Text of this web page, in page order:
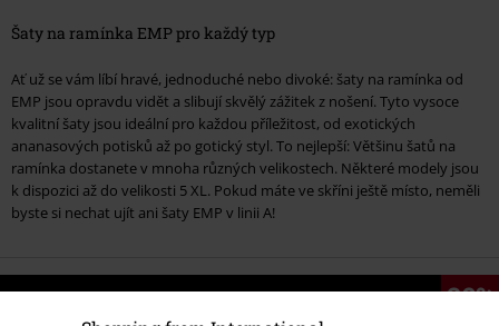
Šaty na ramínka EMP pro každý typ
Ať už se vám líbí hravé, jednoduché nebo divoké: šaty na ramínka od
EMP jsou opravdu vidět a slibují skvělý zážitek z nošení. Tyto vysoce
kvalitní šaty jsou ideální pro každou příležitost, od exotických
ananasových potisků až po gotický styl. To nejlepší: Většinu šatů na
ramínka dostanete v mnoha různých velikostech. Některé modely jsou
k dispozici až do velikosti 5 XL. Pokud máte ve skříni ještě místo, neměli
byste si nechat ujít ani šaty EMP v linii A!
20%
E-Mail Newsletter